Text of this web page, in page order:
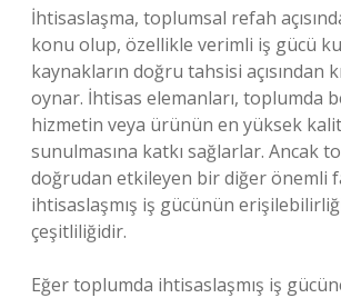
İhtisaslaşma, toplumsal refah
konu olup, özellikle verimli iş gücü
kaynakların doğru tahsisi açısından
oynar. İhtisas elemanları, toplumda
hizmetin veya ürünün en yüksek
sunulmasına katkı sağlarlar. Ancak
doğrudan etkileyen bir diğer önemli
ihtisaslaşmış iş gücünün
çeşitliliğidir.
Eğer toplumda ihtisaslaşmış iş